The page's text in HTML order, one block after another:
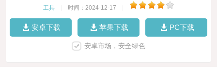
工具 时间：2024-12-17
安卓下载 苹果下载 PC下载
安卓市场，安全绿色